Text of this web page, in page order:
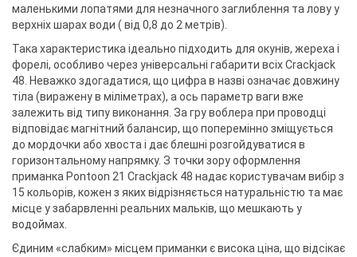
маленькими лопатями для незначного заглиблення та лову у
верхніх шарах води ( від 0,8 до 2 метрів).
Така характеристика ідеально підходить для окунів, жереха і
форелі, особливо через універсальні габарити всіх Crackjack
48. Неважко здогадатися, що цифра в назві означає довжину
тіла (виражену в міліметрах), а ось параметр ваги вже
залежить від типу виконання. За гру воблера при проводці
відповідає магнітний балансир, що поперемінно зміщується
до мордочки або хвоста і дає блешні розгойдуватися в
горизонтальному напрямку. З точки зору оформлення
приманка Pontoon 21 Crackjack 48 надає користувачам вибір з
15 кольорів, кожен з яких відрізняється натуральністю та має
місце у забарвленні реальних мальків, що мешкають у
водоймах.
Єдиним «слабким» місцем приманки є висока ціна, що відсікає